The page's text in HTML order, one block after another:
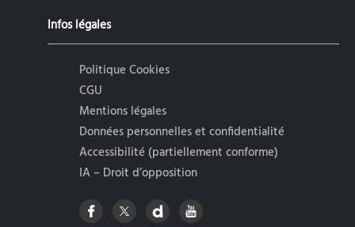
Infos légales
Politique Cookies
CGU
Mentions légales
Données personnelles et confidentialité
Accessibilité (partiellement conforme)
IA – Droit d’opposition